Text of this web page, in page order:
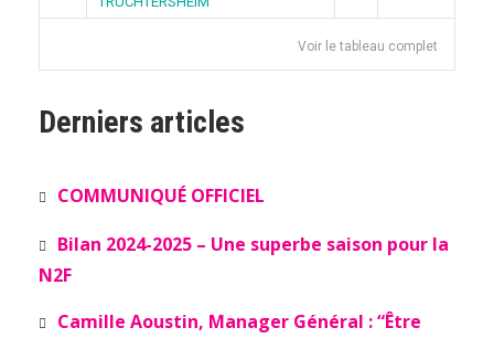
Voir le tableau complet
Derniers articles
COMMUNIQUÉ OFFICIEL
Bilan 2024-2025 – Une superbe saison pour la
N2F
Camille Aoustin, Manager Général : “Être